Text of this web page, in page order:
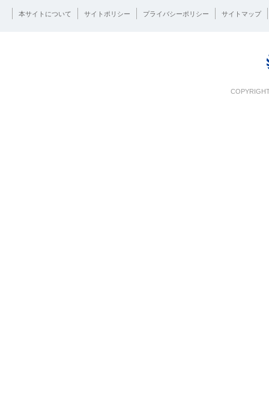
本サイトについて サイトポリシー プライバシーポリシー サイトマップ